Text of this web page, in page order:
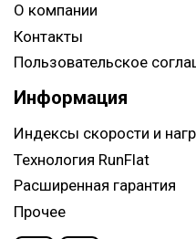
О компании
Контакты
Пользовательское
Информация
Индексы скорости и
Технология RunFlat
Расширенная гарантия
Прочее